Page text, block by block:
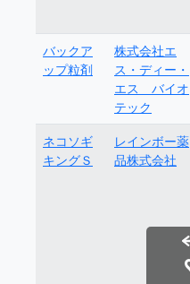
バックア
ップ粒剤
株式会社エ
ス・ディー・
エス バイオ
テック
ネコソギ
キングＳ
レインボー薬
品株式会社